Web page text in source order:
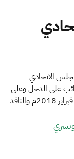
الاتحادي
على الدخل وعلى
رأس المال ولمنع التهرب الضريبي، الموقعة في 18 فبراير 2018م والنافذ